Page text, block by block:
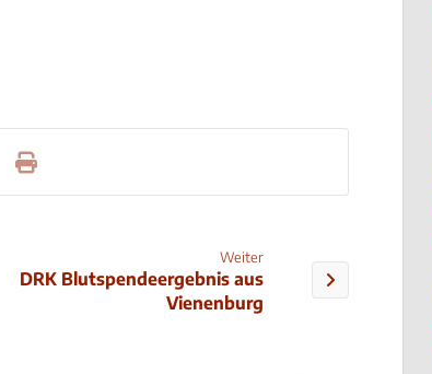
Weiter
DRK Blutspendeergebnis aus
Vienenburg